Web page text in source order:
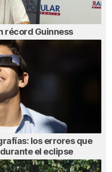
récord Guinness
los errores que
el eclipse